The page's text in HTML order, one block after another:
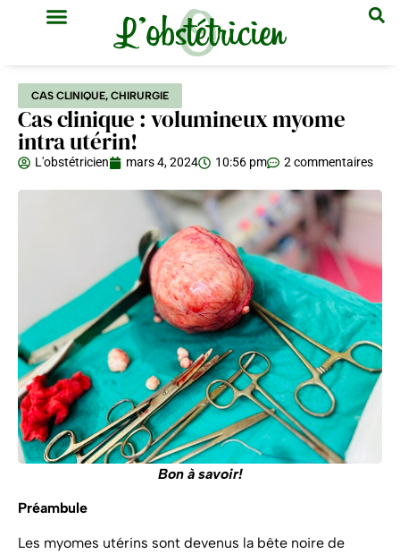
CAS CLINIQUE, CHIRURGIE
Cas clinique : volumineux myome
intra utérin!
L'obstétricien mars 4, 2024 10:56 pm 2 commentaires
Bon à savoir!
Préambule
Les myomes utérins sont devenus la bête noire de